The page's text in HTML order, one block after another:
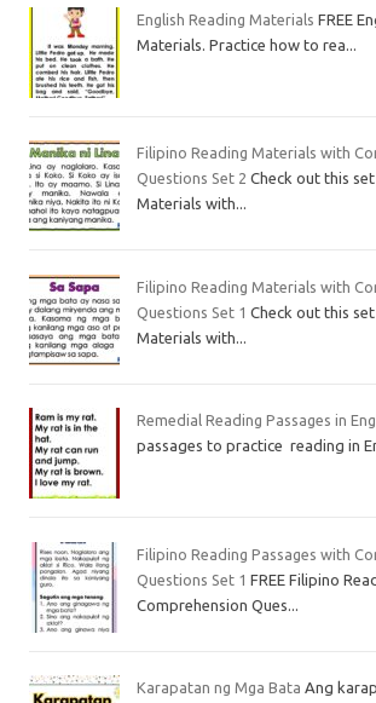
English Reading Materials FREE
Materials. Practice how to rea...
Filipino Reading Materials with
Questions Set 2 Check out this
Materials with...
Filipino Reading Materials with
Questions Set 1 Check out this
Materials with...
Remedial Reading Passages in
passages to practice reading in
Filipino Reading Passages with
Questions Set 1 FREE Filipino
Comprehension Ques...
Karapatan ng Mga Bata Ang